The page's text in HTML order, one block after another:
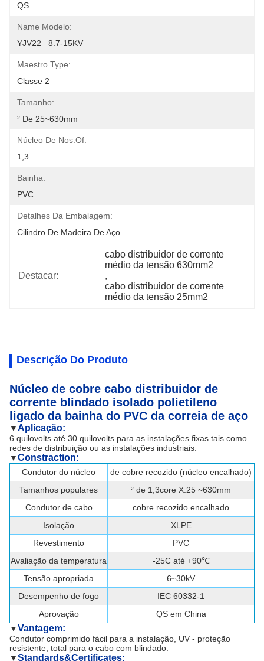
QS
Name Modelo:
YJV22   8.7-15KV
Maestro Type:
Classe 2
Tamanho:
² De 25~630mm
Núcleo De Nos.of:
1,3
Bainha:
PVC
Detalhes Da Embalagem:
Cilindro De Madeira De Aço
Destacar:
cabo distribuidor de corrente
médio da tensão 630mm2
,
cabo distribuidor de corrente
médio da tensão 25mm2
Descrição Do Produto
Núcleo de cobre cabo distribuidor de
corrente blindado isolado polietileno
ligado da bainha do PVC da correia de aço
▼Aplicação:
6 quilovolts até 30 quilovolts para as instalações fixas tais como
redes de distribuição ou as instalações industriais.
▼Constraction:
Condutor do núcleo
de cobre recozido (núcleo encalhado)
Tamanhos populares
² de 1,3core X.25 ~630mm
Condutor de cabo
cobre recozido encalhado
Isolação
XLPE
Revestimento
PVC
Avaliação da temperatura
-25C até +90℃
Tensão apropriada
6~30kV
Desempenho de fogo
IEC 60332-1
Aprovação
QS em China
▼Vantagem:
Condutor comprimido fácil para a instalação, UV - proteção
resistente, total para o cabo com blindado.
▼Standards&Certificates: